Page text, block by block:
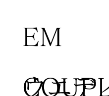
EM
ウエデ